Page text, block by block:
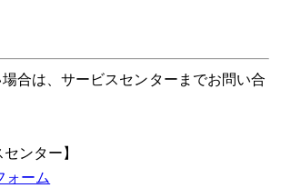
場合は、サービスセンターまでお問い合
ンター】
ォーム